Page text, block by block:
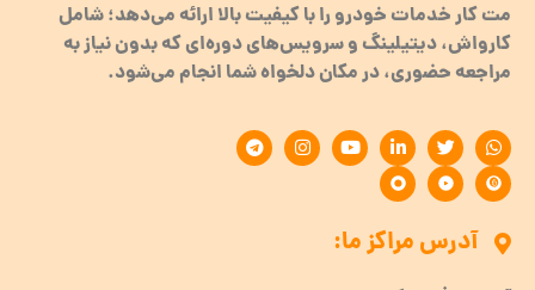
مت کار خدمات خودرو را با کیفیت بالا ارائه می‌دهد؛ شامل
کارواش، دیتیلینگ و سرویس‌های دوره‌ای که بدون نیاز به
مراجعه حضوری، در مکان دلخواه شما انجام می‌شود.
آدرس مراکز ما: